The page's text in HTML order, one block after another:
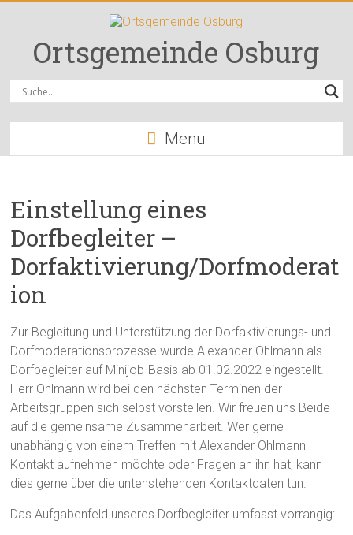
springenOrtsgemeinde Osburg
Menü
Einstellung eines
Dorfbegleiter –
Dorfaktivierung/Dorfmoderat
ion
Zur Begleitung und Unterstützung der Dorfaktivierungs- und
Dorfmoderationsprozesse wurde Alexander Ohlmann als
Dorfbegleiter auf Minijob-Basis ab 01.02.2022 eingestellt.
Herr Ohlmann wird bei den nächsten Terminen der
Arbeitsgruppen sich selbst vorstellen. Wir freuen uns Beide
auf die gemeinsame Zusammenarbeit. Wer gerne
unabhängig von einem Treffen mit Alexander Ohlmann
Kontakt aufnehmen möchte oder Fragen an ihn hat, kann
dies gerne über die untenstehenden Kontaktdaten tun.
Das Aufgabenfeld unseres Dorfbegleiter umfasst vorrangig: